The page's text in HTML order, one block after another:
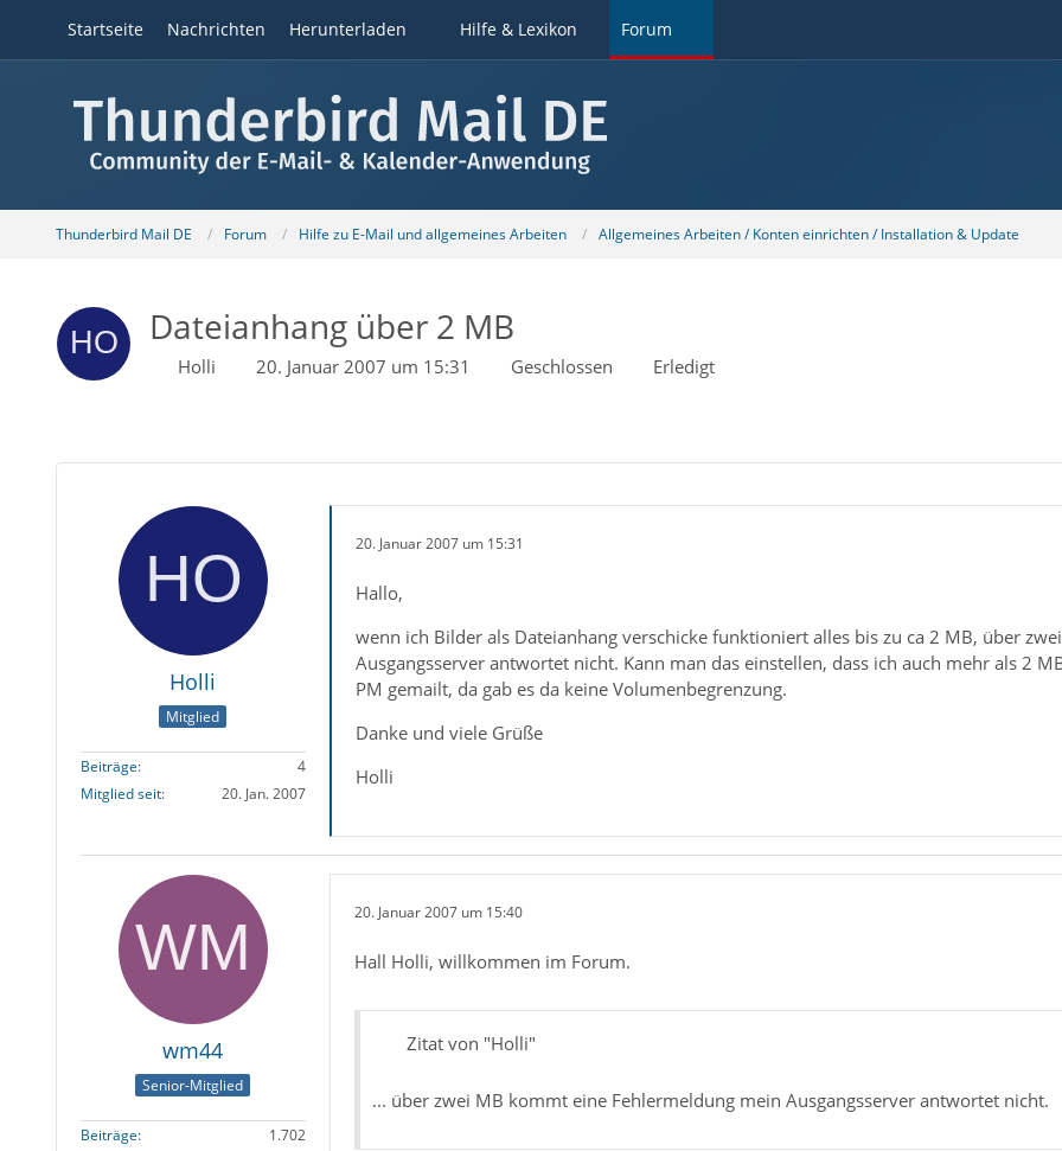
Startseite Nachrichten Herunterladen Hilfe & Lexikon Forum
Thunderbird Mail DE Forum Hilfe zu E-Mail und allgemeines Arbeiten Allgemeines Arbeiten / Konten einrichten / Installation & Update
Dateianhang über 2 MB
Holli 20. Januar 2007 um 15:31 Geschlossen Erledigt
Holli
Mitglied
Beiträge
4
Mitglied seit
20. Jan. 2007
20. Januar 2007 um 15:31
Hallo,
wenn ich Bilder als Dateianhang verschicke funktioniert alles bis zu ca 2 MB, über
Ausgangsserver antwortet nicht. Kann man das einstellen, dass ich auch mehr als 2
PM gemailt, da gab es da keine Volumenbegrenzung.
Danke und viele Grüße
Holli
wm44
Senior-Mitglied
Beiträge
1.702
20. Januar 2007 um 15:40
Hall Holli, willkommen im Forum.
Zitat von "Holli"
... über zwei MB kommt eine Fehlermeldung mein Ausgangsserver antwortet nicht.